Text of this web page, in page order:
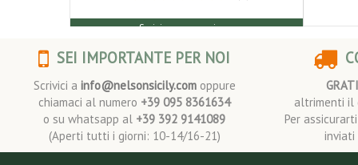
Scrivi una recensione
SEI IMPORTANTE PER NOI
Scrivici a info@nelsonsicily.comoppure
chiamaci al numero +39 095 8361634
o su whatsapp al +39 392 9141089
(Aperti tutti i giorni: 10-14/16-21)
altrimenti il
Per
inviati